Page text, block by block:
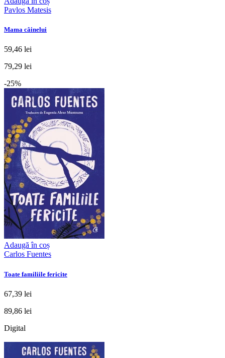
Pavlos Matesis
Mama câinelui
59,46 lei
79,29 lei
-25%
Adaugă în coș
Carlos Fuentes
Toate familiile fericite
67,39 lei
89,86 lei
Digital